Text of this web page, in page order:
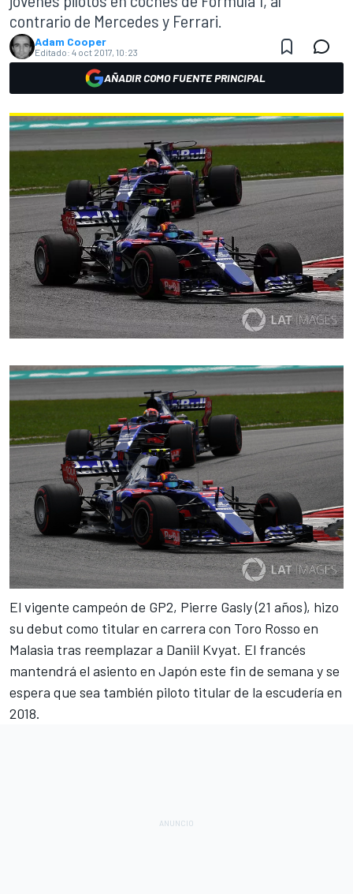
contrario de Mercedes y Ferrari.
Adam Cooper
Editado: 4 oct 2017, 10:23
AÑADIR COMO FUENTE PRINCIPAL
El vigente campeón de GP2, Pierre Gasly (21 años), hizo
su debut como titular en carrera con Toro Rosso en
Malasia tras reemplazar a Daniil Kvyat. El francés
mantendrá el asiento en Japón este fin de semana y se
espera que sea también piloto titular de la escudería en
2018.